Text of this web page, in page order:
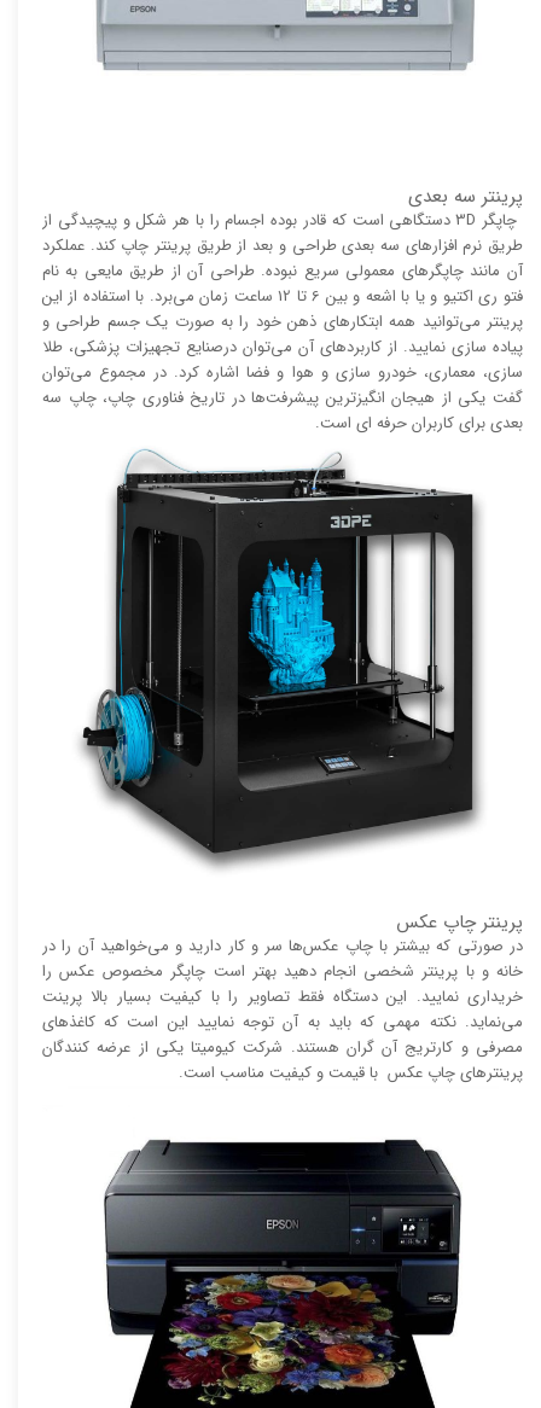
پرینتر سه بعدی
چاپگر 3D دستگاهی است که قادر بوده اجسام را با هر شکل و پیچیدگی از
طریق نرم افزار‌های سه بعدی طراحی و بعد از طریق پرینتر چاپ کند. عملکرد
آن مانند چاپگر‌های معمولی سریع نبوده. طراحی آن از طریق مایعی به نام
فتو ری اکتیو و یا با اشعه و بین 6 تا 12 ساعت زمان می‌برد. با استفاده از این
پرینتر می‌توانید همه ابتکار‌های ذهن خود را به صورت یک جسم طراحی و
پیاده سازی نمایید. از کاربرد‌های آن می‌توان درصنایع تجهیزات پزشکی، طلا
سازی، معماری، خودرو سازی و هوا و فضا اشاره کرد. در مجموع می‌توان
گفت یکی از هیجان انگیز‌‌ترین پیشرفت‌ها در تاریخ فناوری چاپ، چاپ سه
بعدی برای کاربران حرفه ای است.
پرینتر چاپ عکس
در صورتی که بیشتر با چاپ عکس‌ها سر و کار دارید و می‌خواهید آن را در
خانه و با پرینتر شخصی انجام دهید بهتر است چاپگر مخصوص عکس را
خریداری نمایید. این دستگاه فقط تصاویر را با کیفیت بسیار بالا پرینت
می‌نماید. نکته مهمی که باید به آن توجه نمایید این است که کاغذ‌های
مصرفی و کارتریج آن گران هستند. شرکت کیومیتا یکی از عرضه کنندگان
پرینتر‌های چاپ عکس با قیمت و کیفیت مناسب است.